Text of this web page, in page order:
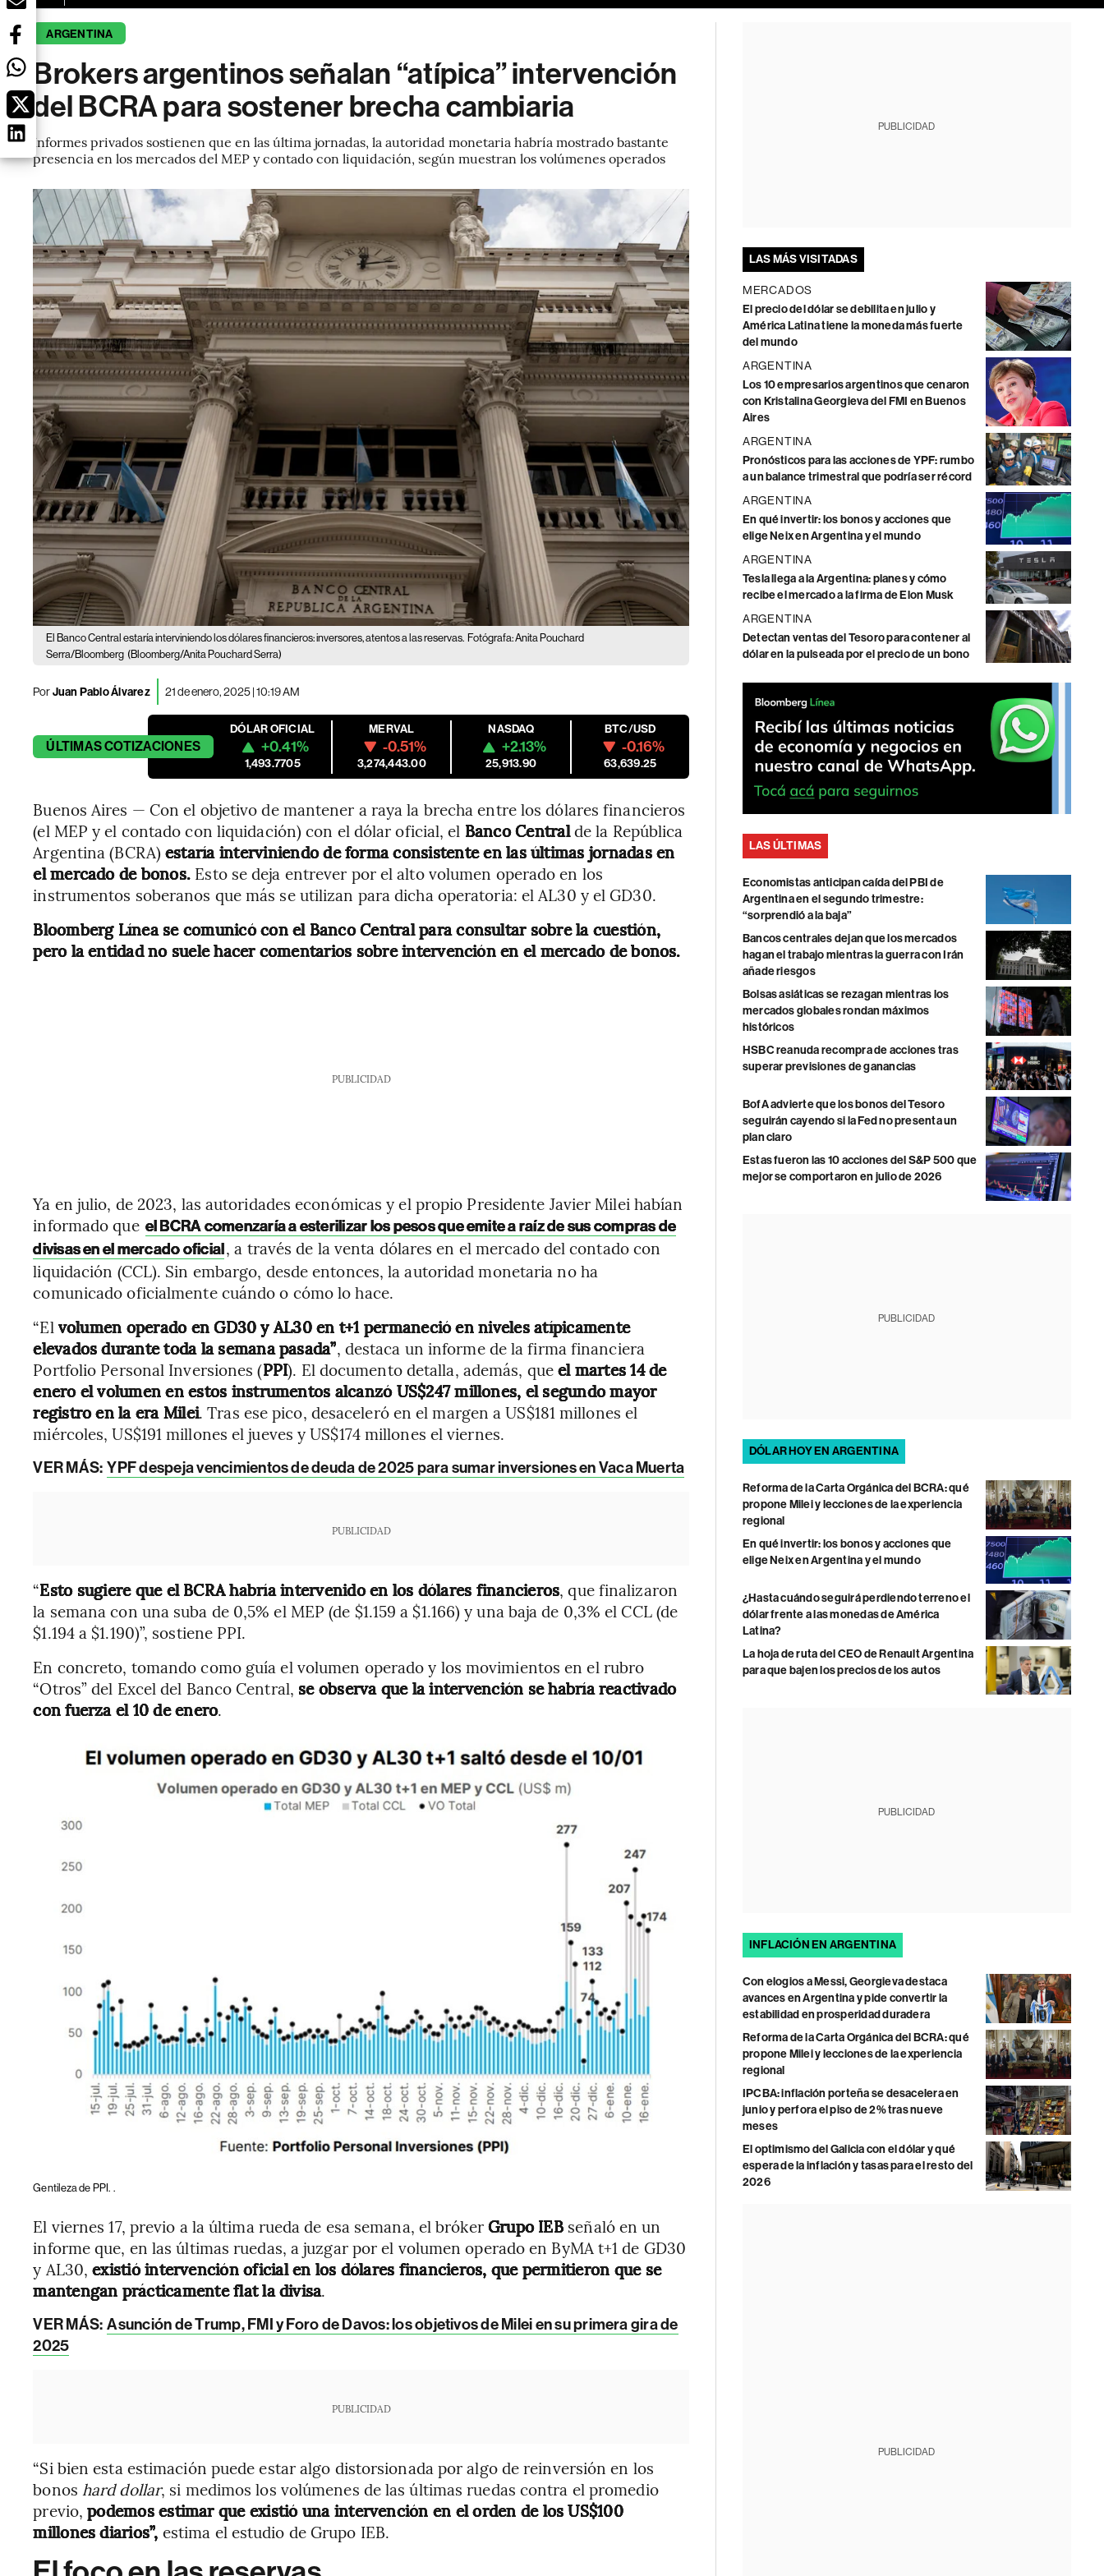
ARGENTINA
Brokers argentinos señalan “atípica” intervención
del BCRA para sostener brecha cambiaria
Informes privados sostienen que en las última jornadas, la autoridad monetaria habría mostrado bastante
presencia en los mercados del MEP y contado con liquidación, según muestran los volúmenes operados
El Banco Central estaría interviniendo los dólares financieros: inversores, atentos a las reservas. Fotógrafa: Anita Pouchard
Serra/Bloomberg (Bloomberg/Anita Pouchard Serra)
PorJuan Pablo Álvarez 21 de enero, 2025 | 10:19 AM
ÚLTIMASCOTIZACIONES
DÓLAR OFICIAL
+0.41%
1,493.7705
MERVAL
-0.51%
3,274,443.00
NASDAQ
+2.13%
25,913.90
BTC/USD
-0.16%
63,639.25
Buenos Aires — Con el objetivo de mantener a raya la brecha entre los dólares financieros
(el MEP y el contado con liquidación) con el dólar oficial, el Banco Centralde la República
Argentina (BCRA)estaría interviniendo de forma consistente en las últimas jornadas en
el mercado de bonos. Esto se deja entrever por el alto volumen operado en los
instrumentos soberanos que más se utilizan para dicha operatoria: el AL30 y el GD30.
Bloomberg Línea se comunicó con el Banco Central para consultar sobre la cuestión,
pero la entidad no suele hacer comentarios sobre intervención en el mercado de bonos.
PUBLICIDAD
Ya en julio, de 2023, las autoridades económicas y el propio Presidente Javier Milei habían
informado que el BCRA comenzaría a esterilizar los pesos que emite a raíz de sus compras de
divisas en el mercado oficial, a través de la venta dólares en el mercado del contado con
liquidación (CCL). Sin embargo, desde entonces, la autoridad monetaria no ha
comunicado oficialmente cuándo o cómo lo hace.
“El volumen operado en GD30 y AL30 en t+1 permaneció en niveles atípicamente
elevados durante toda la semana pasada”, destaca un informe de la firma financiera
Portfolio Personal Inversiones (PPI). El documento detalla, además, queel martes 14 de
enero el volumen en estos instrumentos alcanzó US$247 millones, el segundo mayor
registro en la era Milei. Tras ese pico, desaceleró en el margen a US$181 millones el
miércoles, US$191 millones el jueves y US$174 millones el viernes.
VER MÁS: YPF despeja vencimientos de deuda de 2025 para sumar inversiones en Vaca Muerta
PUBLICIDAD
“Esto sugiere que el BCRA habría intervenido en los dólares financieros, que finalizaron
la semana con una suba de 0,5% el MEP (de $1.159 a $1.166) y una baja de 0,3% el CCL (de
$1.194 a $1.190)”, sostiene PPI.
En concreto, tomando como guía el volumen operado y los movimientos en el rubro
“Otros” del Excel del Banco Central, se observa que la intervención se habría reactivado
con fuerza el 10 de enero.
Gentileza de PPI. .
El viernes 17, previo a la última rueda de esa semana, el brókerGrupo IEB señaló en un
informe que, en las últimas ruedas, a juzgar por el volumen operado en ByMA t+1 de GD30
y AL30,existió intervención oficial en los dólares financieros, que permitieron que se
mantengan prácticamente flat la divisa.
VER MÁS: Asunción de Trump, FMI y Foro de Davos: los objetivos de Milei en su primera gira de
2025
PUBLICIDAD
“Si bien esta estimación puede estar algo distorsionada por algo de reinversión en los
bonos hard dollar, si medimos los volúmenes de las últimas ruedas contra el promedio
previo,podemos estimar que existió una intervención en el orden de los US$100
millones diarios”, estima el estudio de Grupo IEB.
PUBLICIDAD
LAS MÁS VISITADAS
MERCADOS
El precio del dólar se debilita en julio y
América Latina tiene la moneda más fuerte
del mundo
ARGENTINA
Los 10 empresarios argentinos que cenaron
con Kristalina Georgieva del FMI en Buenos
Aires
ARGENTINA
Pronósticos para las acciones de YPF: rumbo
a un balance trimestral que podría ser récord
ARGENTINA
En qué invertir: los bonos y acciones que
elige Neix en Argentina y el mundo
ARGENTINA
Tesla llega a la Argentina: planes y cómo
recibe el mercado a la firma de Elon Musk
ARGENTINA
Detectan ventas del Tesoro para contener al
dólar en la pulseada por el precio de un bono
LAS ÚLTIMAS
Economistas anticipan caída del PBI de
Argentina en el segundo trimestre:
“sorprendió a la baja”
Bancos centrales dejan que los mercados
hagan el trabajo mientras la guerra con Irán
añade riesgos
Bolsas asiáticas se rezagan mientras los
mercados globales rondan máximos
históricos
HSBC reanuda recompra de acciones tras
superar previsiones de ganancias
BofA advierte que los bonos del Tesoro
seguirán cayendo si la Fed no presenta un
plan claro
Estas fueron las 10 acciones del S&P 500 que
mejor se comportaron en julio de 2026
PUBLICIDAD
DÓLAR HOY EN ARGENTINA
Reforma de la Carta Orgánica del BCRA: qué
propone Milei y lecciones de la experiencia
regional
En qué invertir: los bonos y acciones que
elige Neix en Argentina y el mundo
¿Hasta cuándo seguirá perdiendo terreno el
dólar frente a las monedas de América
Latina?
La hoja de ruta del CEO de Renault Argentina
para que bajen los precios de los autos
PUBLICIDAD
INFLACIÓN EN ARGENTINA
Con elogios a Messi, Georgieva destaca
avances en Argentina y pide convertir la
estabilidad en prosperidad duradera
Reforma de la Carta Orgánica del BCRA: qué
propone Milei y lecciones de la experiencia
regional
IPCBA: inflación porteña se desacelera en
junio y perfora el piso de 2% tras nueve
meses
El optimismo del Galicia con el dólar y qué
espera de la inflación y tasas para el resto del
2026
PUBLICIDAD